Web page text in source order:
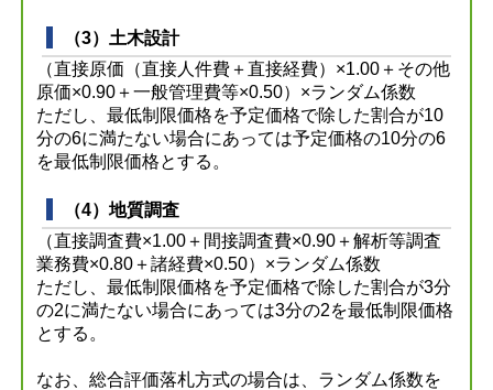
（3）土木設計
（直接原価（直接人件費＋直接経費）×1.00＋その他
原価×0.90＋一般管理費等×0.50）×ランダム係数
ただし、最低制限価格を予定価格で除した割合が10
分の6に満たない場合にあっては予定価格の10分の6
を最低制限価格とする。
（4）地質調査
（直接調査費×1.00＋間接調査費×0.90＋解析等調査
業務費×0.80＋諸経費×0.50）×ランダム係数
ただし、最低制限価格を予定価格で除した割合が3分
の2に満たない場合にあっては3分の2を最低制限価格
とする。
なお、総合評価落札方式の場合は、ランダム係数を